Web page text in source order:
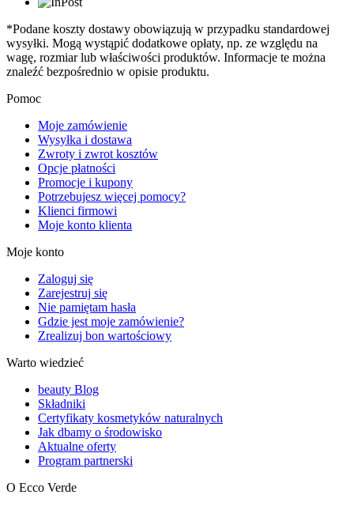
*Podane koszty dostawy obowiązują w przypadku standardowej
wysyłki. Mogą wystąpić dodatkowe opłaty, np. ze względu na
wagę, rozmiar lub właściwości produktów. Informacje te można
znaleźć bezpośrednio w opisie produktu.
Pomoc
Moje zamówienie
Wysyłka i dostawa
Zwroty i zwrot kosztów
Opcje płatności
Promocje i kupony
Potrzebujesz więcej pomocy?
Klienci firmowi
Moje konto klienta
Moje konto
Zaloguj się
Zarejestruj się
Nie pamiętam hasła
Gdzie jest moje zamówienie?
Zrealizuj bon wartościowy
Warto wiedzieć
beauty Blog
Składniki
Certyfikaty kosmetyków naturalnych
Jak dbamy o środowisko
Aktualne oferty
Program partnerski
O Ecco Verde